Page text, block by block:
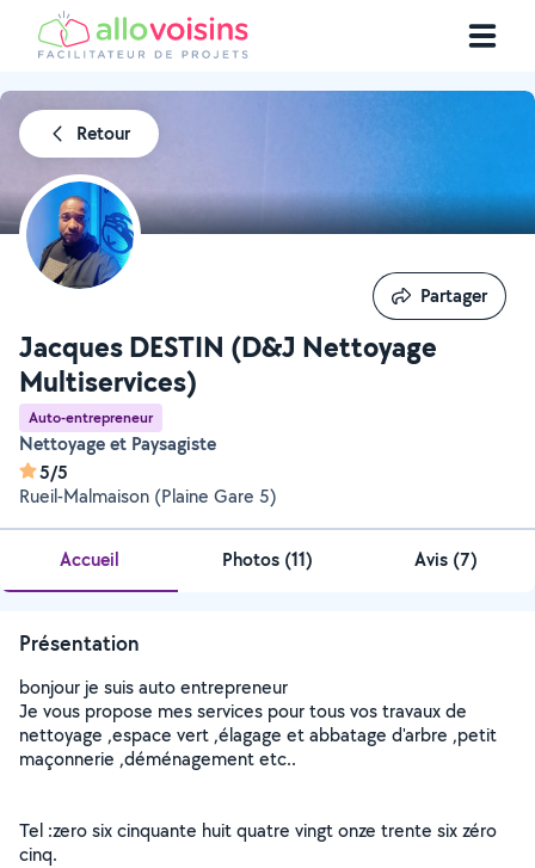
Retour
Jacques DESTIN (D&J Nettoyage
Multiservices)
Auto-entrepreneur
Nettoyage et Paysagiste
5/5
Rueil-Malmaison (Plaine Gare 5)
Partager
Partager
Accueil Photos (11) Avis (7)
Présentation
bonjour je suis auto entrepreneur
Je vous propose mes services pour tous vos travaux de
nettoyage ,espace vert ,élagage et abbatage d'arbre ,petit
maçonnerie ,déménagement etc..
Tel :zero six cinquante huit quatre vingt onze trente six zéro
cinq.